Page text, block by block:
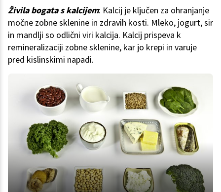
Živila bogata s kalcijem: Kalcij je ključen za ohranjanje
močne zobne sklenine in zdravih kosti. Mleko, jogurt, sir
in mandlji so odlični viri kalcija. Kalcij prispeva k
remineralizaciji zobne sklenine, kar jo krepi in varuje
pred kislinskimi napadi.